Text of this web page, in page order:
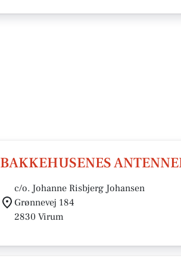
BAKKEHUSENES
c/o. Johanne Risbjerg Johansen
Grønnevej 184
2830 Virum